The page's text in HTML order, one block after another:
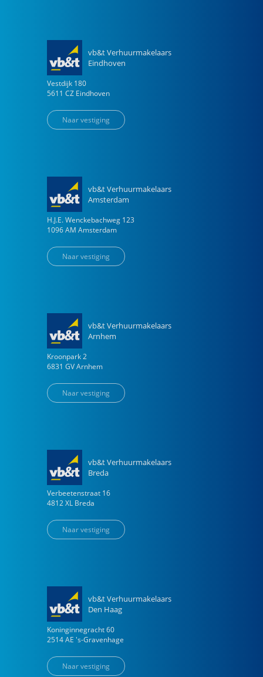
vb&t Verhuurmakelaars
Eindhoven
Vestdijk 180
5611 CZ Eindhoven
Naar vestiging
vb&t Verhuurmakelaars
Amsterdam
H.J.E. Wenckebachweg 123
1096 AM Amsterdam
Naar vestiging
vb&t Verhuurmakelaars
Arnhem
Kroonpark 2
6831 GV Arnhem
Naar vestiging
vb&t Verhuurmakelaars
Breda
Verbeetenstraat 16
4812 XL Breda
Naar vestiging
vb&t Verhuurmakelaars
Den Haag
Koninginnegracht 60
2514 AE 's-Gravenhage
Naar vestiging